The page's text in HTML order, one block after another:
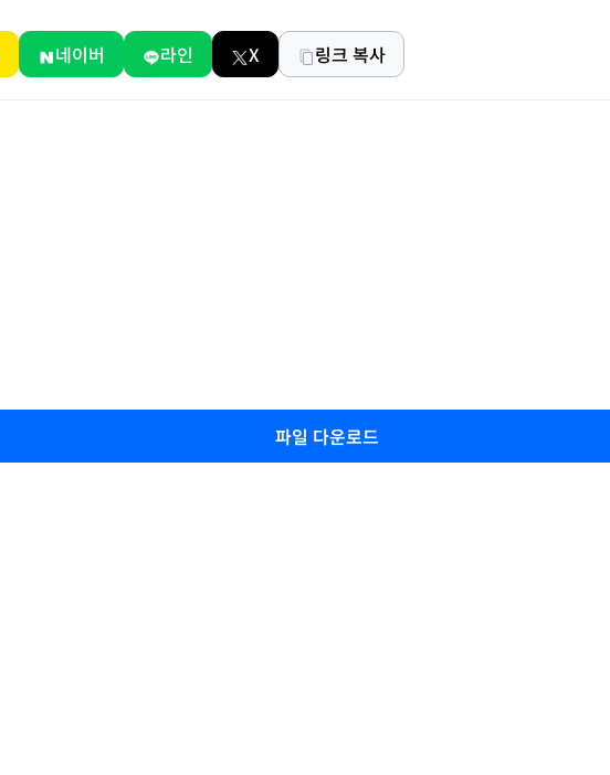
네이버 라인 X 링크 복사
파일 다운로드